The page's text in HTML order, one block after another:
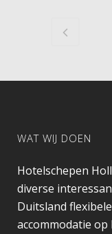
WAT WIJ DOEN
Hotelschepen
diverse
Duitsland
accommodatie